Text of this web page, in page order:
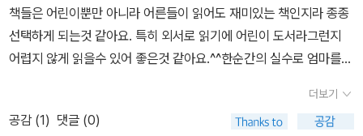
책들은 어린이뿐만 아니라 어른들이 읽어도 재미있는 책인지라 종종
선택하게 되는것 같아요. 특히 외서로 읽기에 어린이 도서라그런지
어렵지 않게 읽을수 있어 좋은것 같아요.^^한순간의 실수로 엄마를
스인 브리짓 아줌마와 기묘한 동거를 하게 됩니다. 사실, 우리나라 상
황으로 봤을때는 이해가 되지 않지만 책을 읽다보면 그럴수도 있겠
더보기
공감 (1) 댓글 (0)